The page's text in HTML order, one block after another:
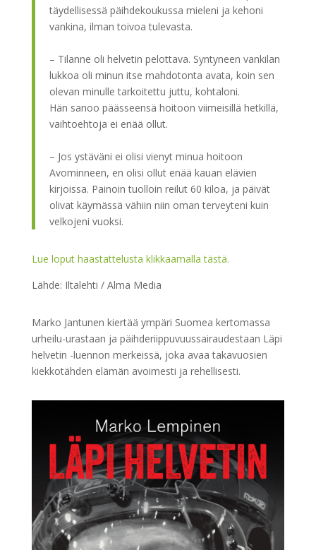
täydellisessä päihdekoukussa mieleni ja kehoni
vankina, ilman toivoa tulevasta.
– Tilanne oli helvetin pelottava. Syntyneen vankilan
lukkoa oli minun itse mahdotonta avata, koin sen
olevan minulle tarkoitettu juttu, kohtaloni.
Hän sanoo päässeensä hoitoon viimeisillä hetkillä,
vaihtoehtoja ei enää ollut.
– Jos ystäväni ei olisi vienyt minua hoitoon
Avominneen, en olisi ollut enää kauan elävien
kirjoissa. Painoin tuolloin reilut 60 kiloa, ja päivät
olivat käymässä vähiin niin oman terveyteni kuin
velkojeni vuoksi.
Lue loput haastattelusta klikkaamalla tästä.
Lähde: Iltalehti / Alma Media
Marko Jantunen kiertää ympäri Suomea kertomassa
urheilu-urastaan ja päihderiippuvuussairaudestaan Läpi
helvetin -luennon merkeissä, joka avaa takavuosien
kiekkotähden elämän avoimesti ja rehellisesti.